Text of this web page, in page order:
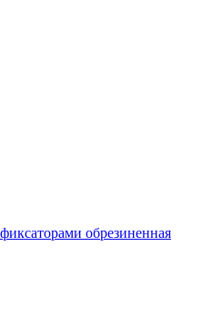
обрезиненная